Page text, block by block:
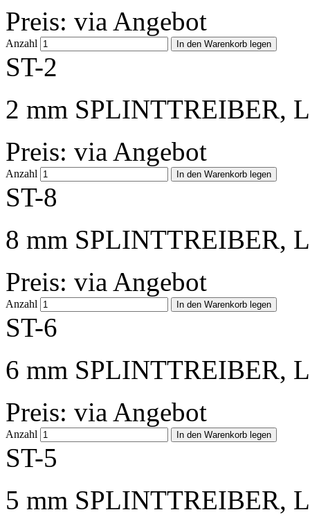
Preis: via Angebot
Anzahl
ST-2
2 mm SPLINTTREIBER,
Preis: via Angebot
Anzahl
ST-8
8 mm SPLINTTREIBER,
Preis: via Angebot
Anzahl
ST-6
6 mm SPLINTTREIBER,
Preis: via Angebot
Anzahl
ST-5
5 mm SPLINTTREIBER,